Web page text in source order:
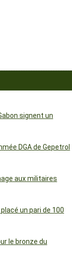
signent un
DGA de Gepetrol
aux militaires
un pari de 100
le bronze du